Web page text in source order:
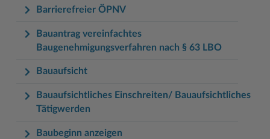
Barrierefreier ÖPNV
Bauantrag vereinfachtes
Baugenehmigungsverfahren nach § 63 LBO
Bauaufsicht
Bauaufsichtliches Einschreiten/ Bauaufsichtliches
Tätigwerden
Baubeginn anzeigen